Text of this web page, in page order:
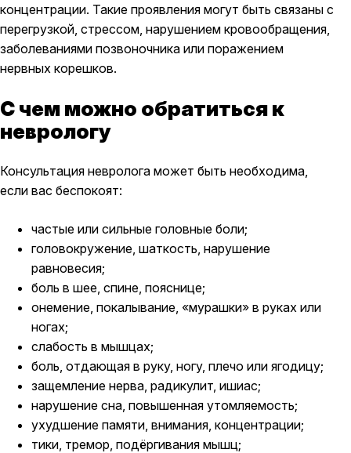
концентрации. Такие проявления могут быть связаны с
перегрузкой, стрессом, нарушением кровообращения,
заболеваниями позвоночника или поражением
нервных корешков.
С чем можно обратиться к
неврологу
Консультация невролога может быть необходима,
если вас беспокоят:
частые или сильные головные боли;
головокружение, шаткость, нарушение
равновесия;
боль в шее, спине, пояснице;
онемение, покалывание, «мурашки» в руках или
ногах;
слабость в мышцах;
боль, отдающая в руку, ногу, плечо или ягодицу;
защемление нерва, радикулит, ишиас;
нарушение сна, повышенная утомляемость;
ухудшение памяти, внимания, концентрации;
тики, тремор, подёргивания мышц;